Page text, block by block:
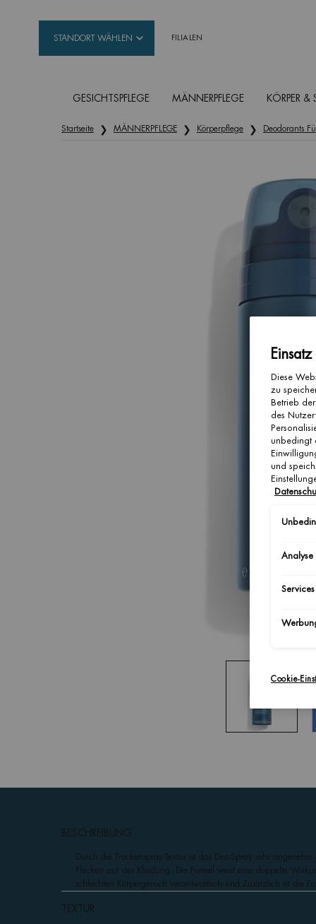
STANDORT WÄHLEN FILIALEN
GESICHTSPFLEGE MÄNNERPFLEGE KÖRPER &
Startseite MÄNNERPFLEGE Körperpflege Deodorants
BESCHREIBUNG
Durch die Trockenspray-Textur ist das Deo-Spray sehr
Flecken auf der Kleidung. Die Formel weist eine doppelte
schlechten Körpergeruch verantwortlich sind.Zusätzlich ist die
TEXTUR
Diese
zu
Betrieb
des
unbedingt
und
Analyse
Cookie-